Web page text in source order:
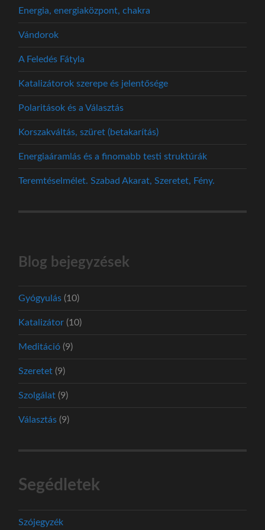
Energia, energiaközpont, chakra
Vándorok
A Feledés Fátyla
Katalizátorok szerepe és jelentősége
Polaritások és a Választás
Korszakváltás, szüret (betakarítás)
Energiaáramlás és a finomabb testi struktúrák
Teremtéselmélet. Szabad Akarat, Szeretet, Fény.
Blog bejegyzések
Gyógyulás (10)
Katalizátor (10)
Meditáció (9)
Szeretet (9)
Szolgálat (9)
Választás (9)
Segédletek
Szójegyzék